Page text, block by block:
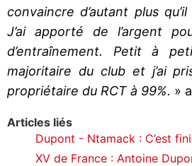
convaincre d’autant plus
J’ai apporté de l’argent
d’entraînement. Petit à
majoritaire du club et j’ai
propriétaire du RCT à 99%. »
Articles liés
Dupont - Ntamack : C’est
XV de France : Antoine